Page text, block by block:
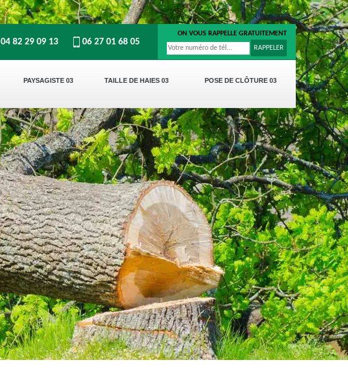
PAYSAGISTE 03 TAILLE DE HAIES 03 POSE DE CLÔTURE 03
04 82 29 09 13 06 27 01 68 05
ON VOUS RAPPELLE GRATUITEMENT